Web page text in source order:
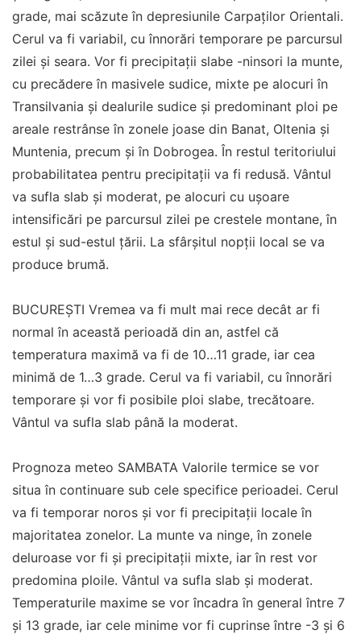
grade, mai scăzute în depresiunile Carpaților Orientali.
Cerul va fi variabil, cu înnorări temporare pe parcursul
zilei și seara. Vor fi precipitații slabe -ninsori la munte,
cu precădere în masivele sudice, mixte pe alocuri în
Transilvania și dealurile sudice și predominant ploi pe
areale restrânse în zonele joase din Banat, Oltenia și
Muntenia, precum și în Dobrogea. În restul teritoriului
probabilitatea pentru precipitații va fi redusă. Vântul
va sufla slab și moderat, pe alocuri cu ușoare
intensificări pe parcursul zilei pe crestele montane, în
estul și sud-estul țării. La sfârșitul nopții local se va
produce brumă.
BUCUREȘTI Vremea va fi mult mai rece decât ar fi
normal în această perioadă din an, astfel că
temperatura maximă va fi de 10…11 grade, iar cea
minimă de 1…3 grade. Cerul va fi variabil, cu înnorări
temporare și vor fi posibile ploi slabe, trecătoare.
Vântul va sufla slab până la moderat.
Prognoza meteo SAMBATA Valorile termice se vor
situa în continuare sub cele specifice perioadei. Cerul
va fi temporar noros și vor fi precipitații locale în
majoritatea zonelor. La munte va ninge, în zonele
deluroase vor fi și precipitații mixte, iar în rest vor
predomina ploile. Vântul va sufla slab și moderat.
Temperaturile maxime se vor încadra în general între 7
și 13 grade, iar cele minime vor fi cuprinse între -3 și 6